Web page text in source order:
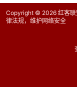
Copyright © 2026 红客
律法规，维护网络安全